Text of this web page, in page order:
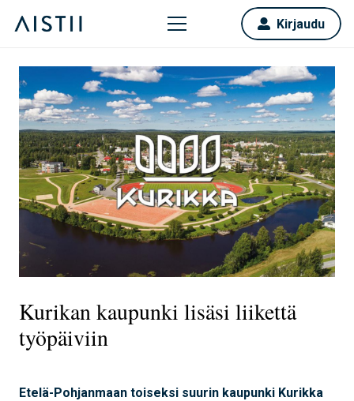
Kirjaudu
Kurikan kaupunki lisäsi liikettä
työpäiviin
Etelä-Pohjanmaan toiseksi suurin kaupunki Kurikka